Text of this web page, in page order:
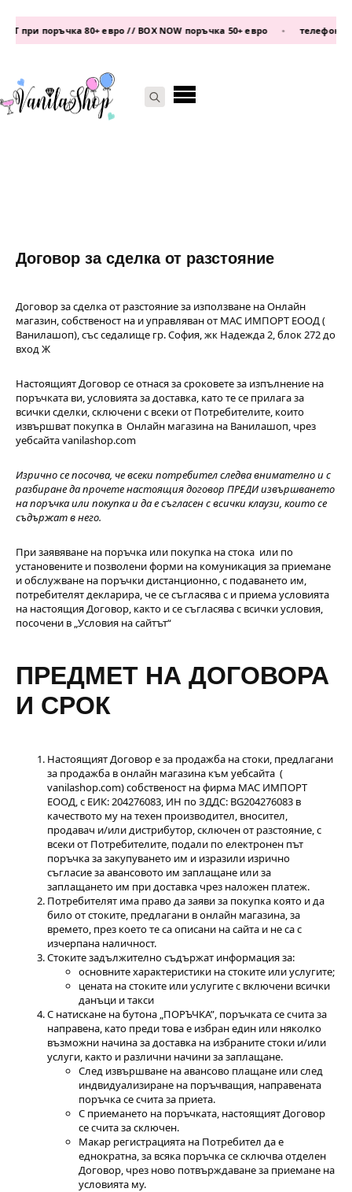
поръчка 80+ евро // BOX NOW поръчка 50+ евро • телефон:0877
Договор за сделка от разстояние
Договор за сделка от разстояние за използване на Онлайн
магазин, собственост на и управляван от МАС ИМПОРТ ЕООД (
Ванилашоп), със седалище гр. София, жк Надежда 2, блок 272 до
вход Ж
Настоящият Договор се отнася за сроковете за изпълнение на
поръчката ви, условията за доставка, като те се прилага за
всички сделки, сключени с всеки от Потребителите, които
извършват покупка в Онлайн магазина на Ванилашоп, чрез
уебсайта vanilashop.com
Изрично се посочва, че всеки потребител следва внимателно и с
разбиране да прочете настоящия договор ПРЕДИ извършването
на поръчка или покупка и да е съгласен с всички клаузи, които се
съдържат в него.
При заявяване на поръчка или покупка на стока или по
установените и позволени форми на комуникация за приемане
и обслужване на поръчки дистанционно, с подаването им,
потребителят декларира, че се съгласява с и приема условията
на настоящия Договор, както и се съгласява с всички условия,
посочени в „Условия на сайтът“
ПРЕДМЕТ НА ДОГОВОРА
И СРОК
Настоящият Договор е за продажба на стоки, предлагани
за продажба в онлайн магазина към уебсайта (
vanilashop.com) собственост на фирма МАС ИМПОРТ
ЕООД, с ЕИК: 204276083, ИН по ЗДДС: BG204276083 в
качеството му на техен производител, вносител,
продавач и/или дистрибутор, сключен от разстояние, с
всеки от Потребителите, подали по електронен път
поръчка за закупуването им и изразили изрично
съгласие за авансовото им заплащане или за
заплащането им при доставка чрез наложен платеж.
Потребителят има право да заяви за покупка която и да
било от стоките, предлагани в онлайн магазина, за
времето, през което те са описани на сайта и не са с
изчерпана наличност.
Стоките задължително съдържат информация за:
основните характеристики на стоките или услугите;
цената на стоките или услугите с включени всички
данъци и такси
С натискане на бутона „ПОРЪЧКА”, поръчката се счита за
направена, като преди това е избран един или няколко
възможни начина за доставка на избраните стоки и/или
услуги, както и различни начини за заплащане.
След извършване на авансово плащане или след
индвидуализиране на поръчващия, направената
поръчка се счита за приета.
С приемането на поръчката, настоящият Договор
се счита за сключен.
Макар регистрацията на Потребител да е
еднократна, за всяка поръчка се сключва отделен
Договор, чрез ново потвърждаване за приемане на
условията му.